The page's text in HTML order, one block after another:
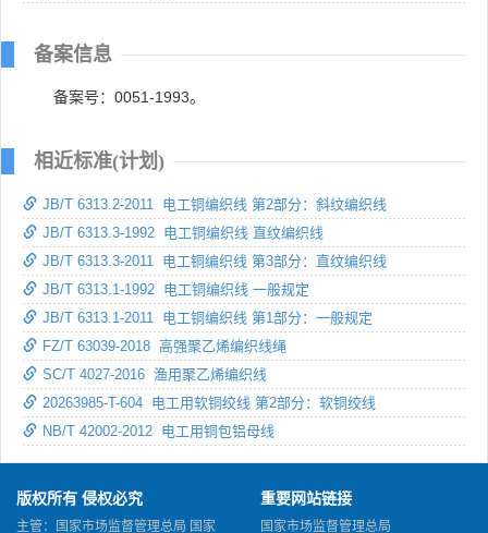
备案信息
备案号：0051-1993。
相近标准(计划)
JB/T 6313.2-2011 电工铜编织线 第2部分：斜纹编织线
JB/T 6313.3-1992 电工铜编织线 直纹编织线
JB/T 6313.3-2011 电工铜编织线 第3部分：直纹编织线
JB/T 6313.1-1992 电工铜编织线 一般规定
JB/T 6313.1-2011 电工铜编织线 第1部分：一般规定
FZ/T 63039-2018 高强聚乙烯编织线绳
SC/T 4027-2016 渔用聚乙烯编织线
20263985-T-604 电工用软铜绞线 第2部分：软铜绞线
NB/T 42002-2012 电工用铜包铝母线
版权所有 侵权必究
主管：国家市场监督管理总局 国家
重要网站链接
国家市场监督管理总局